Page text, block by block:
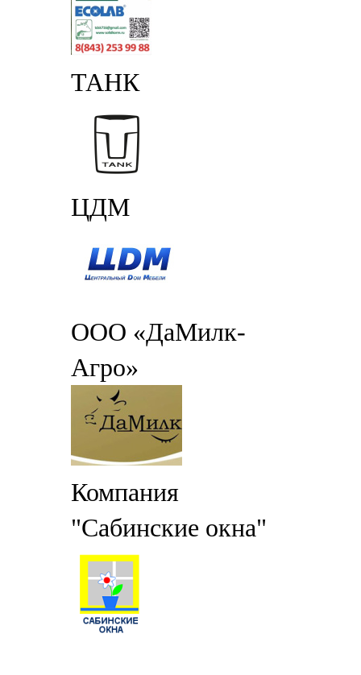
ТАНК
ЦДМ
ООО «ДаМилк-
Агро»
Компания
"Сабинские окна"